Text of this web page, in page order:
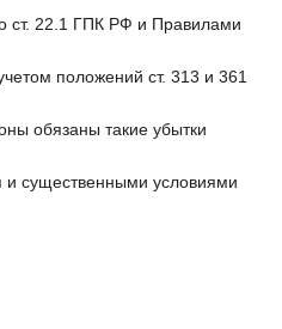
ст. 22.1 ГПК РФ и Правилами
положений ст. 313 и 361
обязаны такие убытки
существенными условиями